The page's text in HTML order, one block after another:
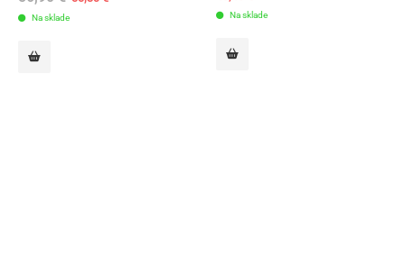
price
Na sklade Na sklade